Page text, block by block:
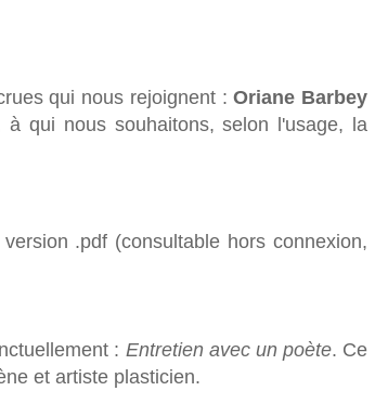
qui nous rejoignent :Oriane Barbey
à qui nous souhaitons, selon l'usage, la
.pdf (consultable hors connexion,
: Entretien avec un poète. Ce
et artiste plasticien.